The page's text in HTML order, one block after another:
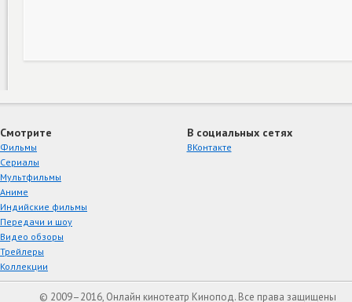
Смотрите
Фильмы
Сериалы
Мультфильмы
Аниме
Индийские фильмы
Передачи и шоу
Видео обзоры
Трейлеры
Коллекции
В социальных сетях
ВКонтакте
© 2009–2016, Онлайн кинотеатр Кинопод. Все права защищены